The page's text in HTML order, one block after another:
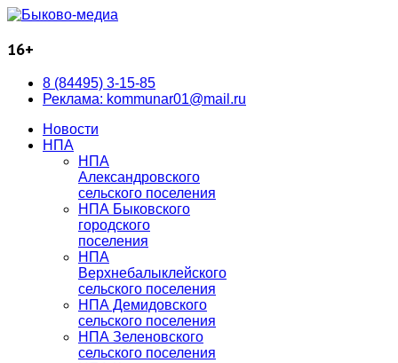
16+
8 (84495) 3-15-85
Реклама: kommunar01@mail.ru
Новости
НПА
НПА
Александровского
сельского поселения
НПА Быковского
городского
поселения
НПА
Верхнебалыклейского
сельского поселения
НПА Демидовского
сельского поселения
НПА Зеленовского
сельского поселения